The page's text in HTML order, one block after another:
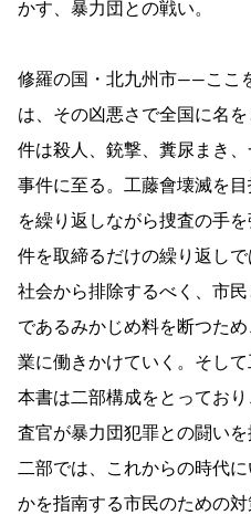
かす、暴力団との戦い。
修羅の国・北九州市――ここ
は、その凶悪さで全国に名
件は殺人、銃撃、糞尿まき
事件に至る。工藤會壊滅を
を繰り返しながら捜査の手
件を取締るだけの繰り返し
社会から排除するべく、市
であるみかじめ料を断つた
業に働きかけていく。そし
本書は二部構成をとってお
査官が暴力団犯罪との闘い
二部では、これからの時代
かを指南する市民のための対